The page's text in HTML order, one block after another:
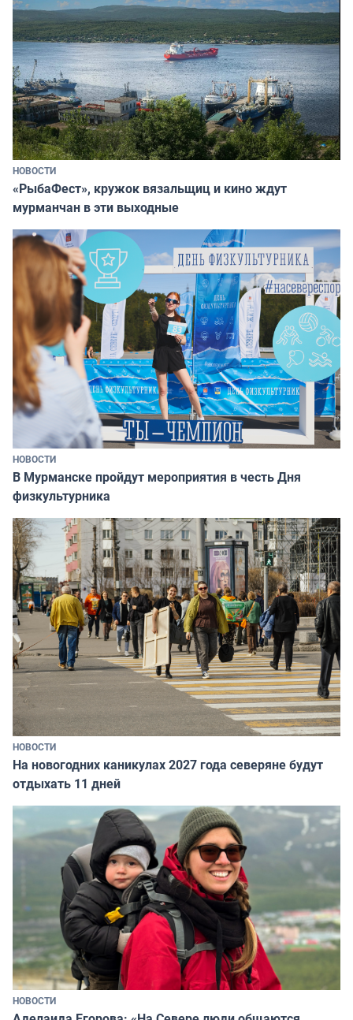
НОВОСТИ
«РыбаФест», кружок вязальщиц и кино ждут
мурманчан в эти выходные
НОВОСТИ
В Мурманске пройдут мероприятия в честь Дня
физкультурника
НОВОСТИ
На новогодних каникулах 2027 года северяне будут
отдыхать 11 дней
НОВОСТИ